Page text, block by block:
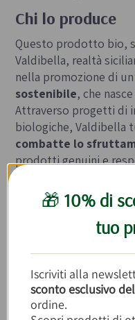
Chi lo produce
Questo prodotto bio,
Valdibella, realtà
nella promozione di
sostenibile, che
Attraverso progetti di
biologiche, Valdibella
combatte lo
prodotti genuini e
INVIA AD UN
Inserisci la prima
🎁 10% di
tuo
Iscriviti alla
sconto esclusivo
ordine.